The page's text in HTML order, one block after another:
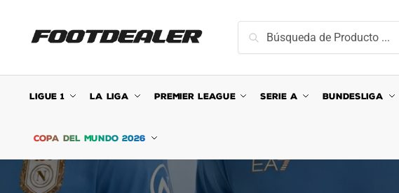
contenido
Búsqueda
LIGUE 1 LA LIGA PREMIER LEAGUE SERIE A BUNDESLIGA
COPA DEL MUNDO 2026